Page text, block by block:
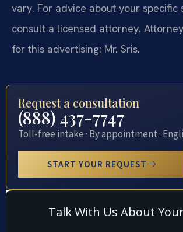
vary. For advice about your specific
consult a licensed attorney.
for this advertising: Mr. Sris.
Request a consultation
(888) 437-7747
Toll-free intake · By appointment ·
START YOUR REQUEST